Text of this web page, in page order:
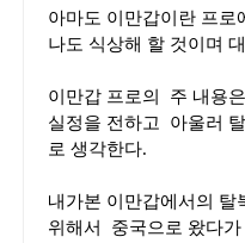
아마도 이만갑이란 프
나도 식상해 할 것이며
이만갑 프로의 주 내용
실정을 전하고 아울러
로 생각한다.
내가본 이만갑에서의 탈
위해서 중국으로 왔다